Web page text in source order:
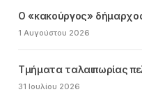
Ο «κακούργος»
1 Αυγούστου 2026
Τμήματα ταλαιπωρίας
31 Ιουλίου 2026